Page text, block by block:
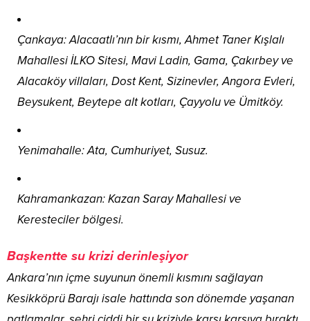
Çankaya: Alacaatlı’nın bir kısmı, Ahmet Taner Kışlalı
Mahallesi İLKO Sitesi, Mavi Ladin, Gama, Çakırbey ve
Alacaköy villaları, Dost Kent, Sizinevler, Angora Evleri,
Beysukent, Beytepe alt kotları, Çayyolu ve Ümitköy.
Yenimahalle: Ata, Cumhuriyet, Susuz.
Kahramankazan: Kazan Saray Mahallesi ve
Keresteciler bölgesi.
Başkentte su krizi derinleşiyor
Ankara’nın içme suyunun önemli kısmını sağlayan
Kesikköprü Barajı isale hattında son dönemde yaşanan